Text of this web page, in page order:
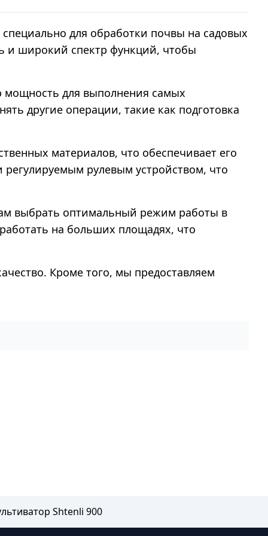
для обработки почвы на садовых
и широкий спектр функций, чтобы
мощность для выполнения самых
другие операции, такие как подготовка
материалов, что обеспечивает его
рулевым устройством, что
выбрать оптимальный режим работы в
на больших площадях, что
Кроме того, мы предоставляем
Shtenli 900